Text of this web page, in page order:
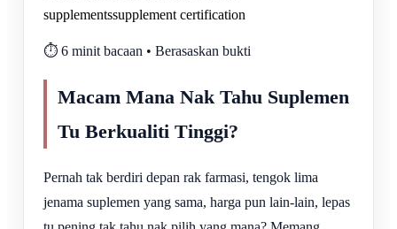
supplementssupplement certification
⏱️ 6 minit bacaan • Berasaskan bukti
Macam Mana Nak Tahu Suplemen
Tu Berkualiti Tinggi?
Pernah tak berdiri depan rak farmasi, tengok lima
jenama suplemen yang sama, harga pun lain-lain, lepas